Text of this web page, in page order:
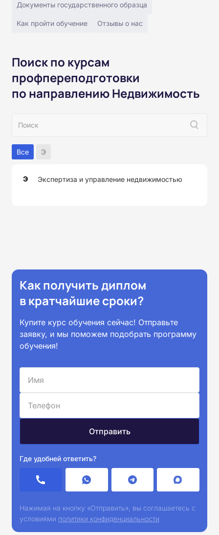
Документы государственного образца
Как пройти обучение Отзывы о нас
Поиск по курсам
профпереподготовки
по направлению Недвижимость
Все Э
Э Экспертиза и управление недвижимостью
Как получить диплом
в кратчайшие сроки?
Купите курс обучения сейчас! Отправьте
заявку, и мы поможем подобрать программу
обучения!
Где удобней ответить?
Нажимая на кнопку «Отправить», вы соглашаетесь с
условиями политики конфиденциальности